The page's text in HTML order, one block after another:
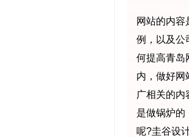
网站的内容
例，以及公
何提高青岛
内，做好网
广相关的
是做锅炉的
呢?圭谷设